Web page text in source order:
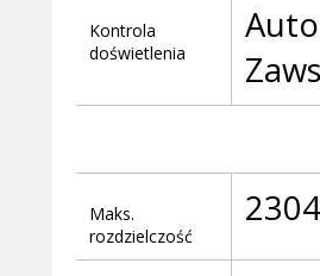
Kontrola
doświetlenia
Maks.
rozdzielczość